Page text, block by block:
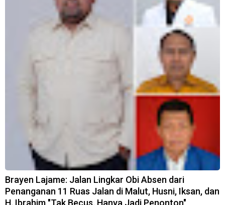
Brayen Lajame: Jalan Lingkar Obi Absen dari
Penanganan 11 Ruas Jalan di Malut, Husni, Iksan, dan